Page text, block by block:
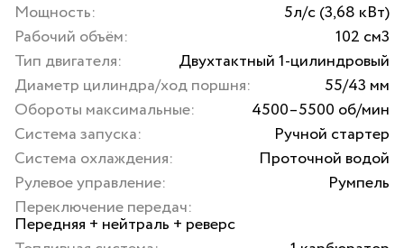
Мощность:
5л/с (3,68 кВт)
Рабочий объём:
102 см3
Тип двигателя:
Двухтактный 1-цилиндровый
Диаметр цилиндра/ход поршня:
55/43 мм
Обороты максимальные:
4500–5500 об/мин
Система запуска:
Ручной стартер
Система охлаждения:
Проточной водой
Рулевое управление:
Румпель
Переключение передач:
Передняя + нейтраль + реверс